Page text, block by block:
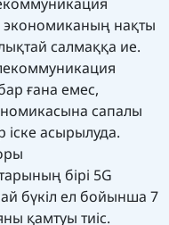
экономиканың нақты
салмаққа ие.
ғана емес,
сапалы
іске асырылуда.
бірі 5G
бүкіл ел бойынша 7
қамтуы тиіс.